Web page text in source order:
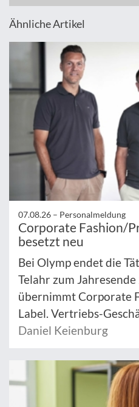
Ähnliche Artikel
07.08.26 – Personalmeldung
Corporate Fashion/
besetzt neu
Bei Olymp endet die
Telahr zum
übernimmt Corporate
Label. Vertriebs-
Daniel Keienburg